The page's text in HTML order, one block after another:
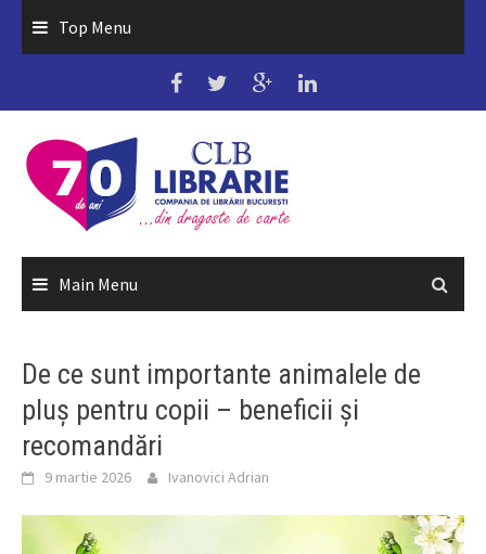
Top Menu
Main Menu
De ce sunt importante animalele de
pluș pentru copii – beneficii și
recomandări
9 martie 2026 Ivanovici Adrian